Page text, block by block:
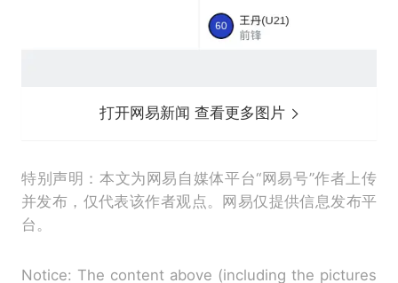
打开网易新闻 查看更多图片
特别声明：本文为网易自媒体平台“网易号”作者上传
并发布，仅代表该作者观点。网易仅提供信息发布平
台。
Notice: The content above (including the pictures